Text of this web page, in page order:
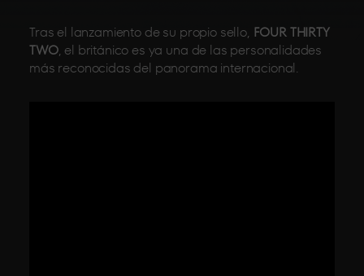
Tras el lanzamiento de su propio sello, FOUR THIRTY
TWO, el británico es ya una de las personalidades
más reconocidas del panorama internacional.